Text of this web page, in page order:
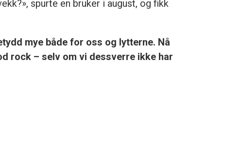
spurte en bruker i august, og fikk
mye både for oss og lytterne. Nå
rock – selv om vi dessverre ikke har